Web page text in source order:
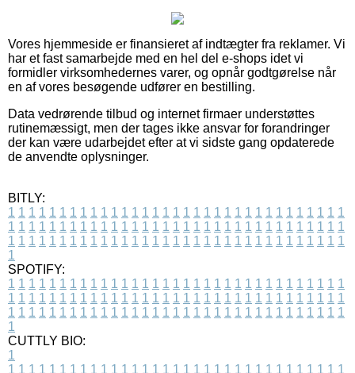
Vores hjemmeside er finansieret af indtægter fra reklamer. Vi
har et fast samarbejde med en hel del e-shops idet vi
formidler virksomhedernes varer, og opnår godtgørelse når
en af vores besøgende udfører en bestilling.
Data vedrørende tilbud og internet firmaer understøttes
rutinemæssigt, men der tages ikke ansvar for forandringer
der kan være udarbejdet efter at vi sidste gang opdaterede
de anvendte oplysninger.
BITLY:
1 1 1 1 1 1 1 1 1 1 1 1 1 1 1 1 1 1 1 1 1 1 1 1 1 1 1 1 1 1 1 1 1
1 1 1 1 1 1 1 1 1 1 1 1 1 1 1 1 1 1 1 1 1 1 1 1 1 1 1 1 1 1 1 1 1
1 1 1 1 1 1 1 1 1 1 1 1 1 1 1 1 1 1 1 1 1 1 1 1 1 1 1 1 1 1 1 1 1
1
SPOTIFY:
1 1 1 1 1 1 1 1 1 1 1 1 1 1 1 1 1 1 1 1 1 1 1 1 1 1 1 1 1 1 1 1 1
1 1 1 1 1 1 1 1 1 1 1 1 1 1 1 1 1 1 1 1 1 1 1 1 1 1 1 1 1 1 1 1 1
1 1 1 1 1 1 1 1 1 1 1 1 1 1 1 1 1 1 1 1 1 1 1 1 1 1 1 1 1 1 1 1 1
1
CUTTLY BIO:
1
1 1 1 1 1 1 1 1 1 1 1 1 1 1 1 1 1 1 1 1 1 1 1 1 1 1 1 1 1 1 1 1 1